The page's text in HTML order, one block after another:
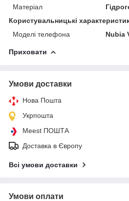
Матеріал
Користувальницькі
Моделі телефона
Nubia
Приховати
Умови доставки
Нова Пошта
Укрпошта
Meest ПОШТА
Доставка в Європу
Всі умови доставки
Умови оплати